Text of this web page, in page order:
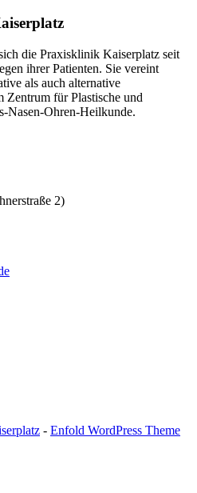
die Praxisklinik Kaiserplatz seit
ihrer Patienten. Sie vereint
als auch alternative
Zentrum für Plastische und
Nasen-Ohren-Heilkunde.
2)
- Enfold WordPress Theme